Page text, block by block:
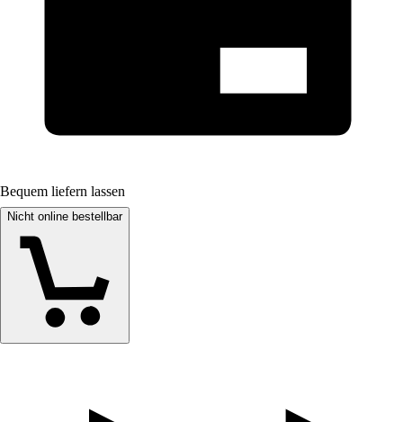
Bequem liefern lassen
Nicht online bestellbar